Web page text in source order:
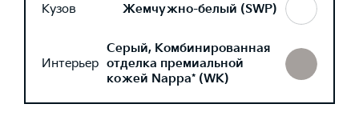
Кузов Жемчужно-белый (SWP)
Интерьер
Серый, Комбинированная
отделка премиальной
кожей Nappa* (WK)